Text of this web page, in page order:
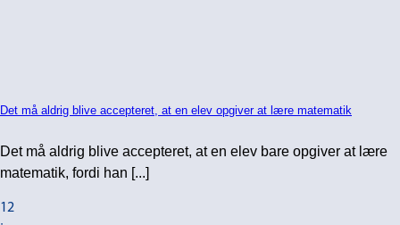
Det må aldrig blive accepteret, at en elev opgiver at lære matematik
Det må aldrig blive accepteret, at en elev bare opgiver at lære
matematik, fordi han [...]
12